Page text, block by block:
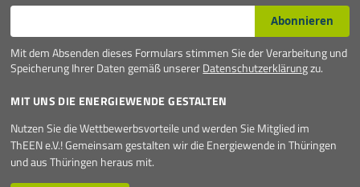
E-Mail* Abonnieren
Mit dem Absenden dieses Formulars stimmen Sie der Verarbeitung und
Speicherung Ihrer Daten gemäß unsererDatenschutzerklärungzu.
MIT UNS DIE ENERGIEWENDE GESTALTEN
Nutzen Sie die Wettbewerbsvorteile und werden Sie Mitglied im
ThEEN e.V.! Gemeinsam gestalten wir die Energiewende in Thüringen
und aus Thüringen heraus mit.